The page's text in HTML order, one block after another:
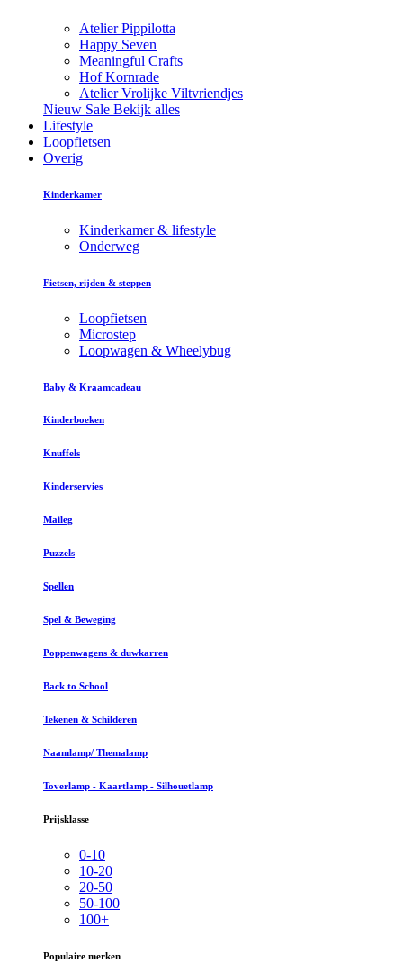
Atelier Pippilotta
Happy Seven
Meaningful Crafts
Hof Kornrade
Atelier Vrolijke Viltvriendjes
Nieuw Sale Bekijk alles
Lifestyle
Loopfietsen
Overig
Kinderkamer
Kinderkamer & lifestyle
Onderweg
Fietsen, rijden & steppen
Loopfietsen
Microstep
Loopwagen & Wheelybug
Baby & Kraamcadeau
Kinderboeken
Knuffels
Kinderservies
Maileg
Puzzels
Spellen
Spel & Beweging
Poppenwagens & duwkarren
Back to School
Tekenen & Schilderen
Naamlamp/ Themalamp
Toverlamp - Kaartlamp - Silhouetlamp
Prijsklasse
0-10
10-20
20-50
50-100
100+
Populaire merken